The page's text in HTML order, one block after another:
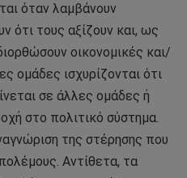
όταν λαμβάνουν
ότι τους αξίζουν και, ως
οικονομικές και/
ομάδες ισχυρίζονται ότι
σε άλλες ομάδες ή
στο πολιτικό σύστημα.
της στέρησης που
Αντίθετα, τα